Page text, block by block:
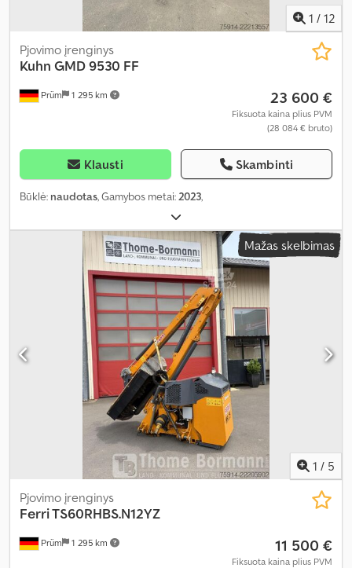
1 / 12
Prüm 1 295 km
Pjovimo įrenginys
Kuhn GMD 9530 FF
23 600 €
Fiksuota kaina plius PVM
(28 084 € bruto)
Klausti Skambinti
Būklė: naudotas, Gamybos metai: 2023,
Mažas skelbimas
1 / 5
Prüm 1 295 km
Pjovimo įrenginys
Ferri TS60RHBS.N12YZ
11 500 €
Fiksuota kaina plius PVM